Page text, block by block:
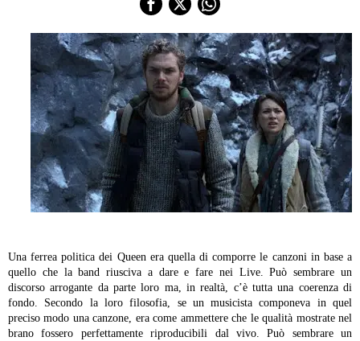
Una ferrea politica dei Queen era quella di comporre le canzoni in base a
quello che la band riusciva a dare e fare nei Live. Può sembrare un
discorso arrogante da parte loro ma, in realtà, c’è tutta una coerenza di
fondo. Secondo la loro filosofia, se un musicista componeva in quel
preciso modo una canzone, era come ammettere che le qualità mostrate nel
brano fossero perfettamente riproducibili dal vivo. Può sembrare un